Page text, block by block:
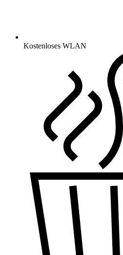
Kostenloses WLAN